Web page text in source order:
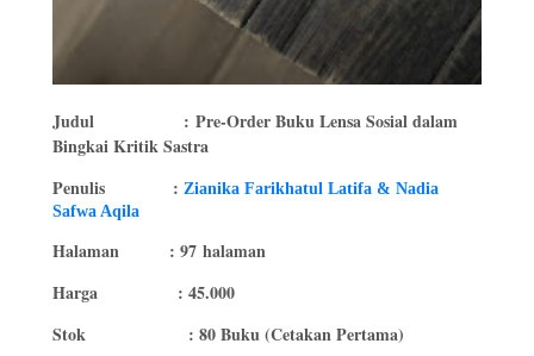
Judul
: Pre-Order Buku Lensa Sosial dalam
Bingkai Kritik Sastra
Penulis
: Zianika Farikhatul Latifa & Nadia
Safwa Aqila
Halaman : 97 halaman
Harga
: 45.000
Stok
: 80 Buku (Cetakan Pertama)